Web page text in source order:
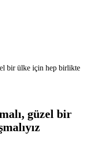
bir ülke için hep birlikte
güzel bir